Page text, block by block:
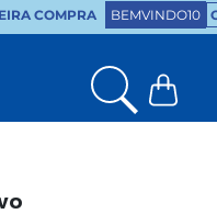
COMPRA BEMVINDO10